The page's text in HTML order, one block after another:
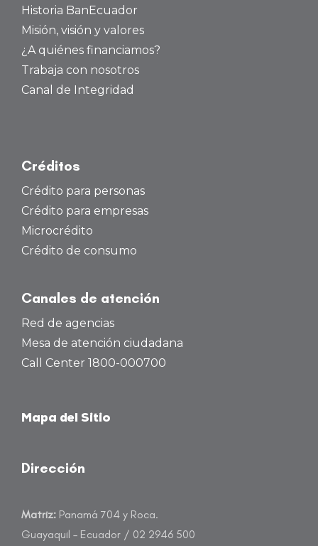
Historia BanEcuador
Misión, visión y valores
¿A quiénes financiamos?
Trabaja con nosotros
Canal de Integridad
Créditos
Crédito para personas
Crédito para empresas
Microcrédito
Crédito de consumo
Canales de atención
Red de agencias
Mesa de atención ciudadana
Call Center 1800-000700
Mapa del Sitio
Dirección
Matriz: Panamá 704 y Roca.
Guayaquil – Ecuador / 02 2946 500